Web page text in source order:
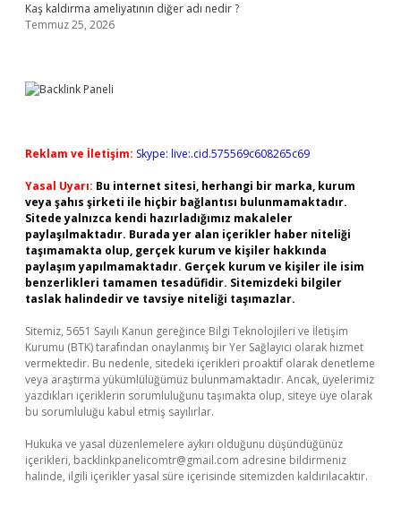
Kaş kaldırma ameliyatının diğer adı nedir ?
Temmuz 25, 2026
Reklam ve İletişim: Skype: live:.cid.575569c608265c69
Yasal Uyarı: Bu internet sitesi, herhangi bir marka, kurum
veya şahıs şirketi ile hiçbir bağlantısı bulunmamaktadır.
Sitede yalnızca kendi hazırladığımız makaleler
paylaşılmaktadır. Burada yer alan içerikler haber niteliği
taşımamakta olup, gerçek kurum ve kişiler hakkında
paylaşım yapılmamaktadır. Gerçek kurum ve kişiler ile isim
benzerlikleri tamamen tesadüfidir. Sitemizdeki bilgiler
taslak halindedir ve tavsiye niteliği taşımazlar.
Sitemiz, 5651 Sayılı Kanun gereğince Bilgi Teknolojileri ve İletişim
Kurumu (BTK) tarafından onaylanmış bir Yer Sağlayıcı olarak hizmet
vermektedir. Bu nedenle, sitedeki içerikleri proaktif olarak denetleme
veya araştırma yükümlülüğümüz bulunmamaktadır. Ancak, üyelerimiz
yazdıkları içeriklerin sorumluluğunu taşımakta olup, siteye üye olarak
bu sorumluluğu kabul etmiş sayılırlar.
Hukuka ve yasal düzenlemelere aykırı olduğunu düşündüğünüz
içerikleri, backlinkpanelicomtr@gmail.com adresine bildirmeniz
halinde, ilgili içerikler yasal süre içerisinde sitemizden kaldırılacaktır.